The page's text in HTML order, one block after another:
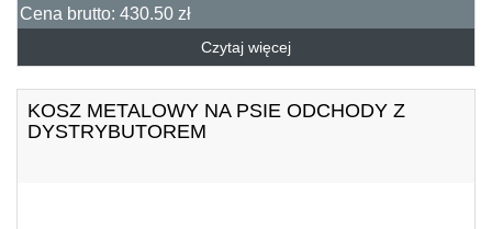
Cena brutto: 430.50 zł
Czytaj więcej
KOSZ METALOWY NA PSIE ODCHODY Z
DYSTRYBUTOREM